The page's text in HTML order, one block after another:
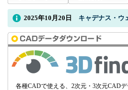
2025年10月20日 キャデナス・ウ
各種CADで使える、2次元・3次元CADデ